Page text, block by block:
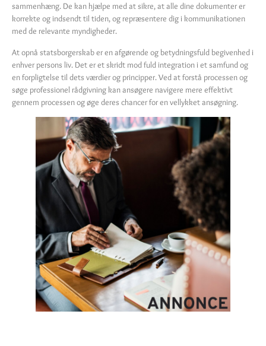
sammenhæng. De kan hjælpe med at sikre, at alle dine dokumenter er
korrekte og indsendt til tiden, og repræsentere dig i kommunikationen
med de relevante myndigheder.
At opnå statsborgerskab er en afgørende og betydningsfuld begivenhed i
enhver persons liv. Det er et skridt mod fuld integration i et samfund og
en forpligtelse til dets værdier og principper. Ved at forstå processen og
søge professionel rådgivning kan ansøgere navigere mere effektivt
gennem processen og øge deres chancer for en vellykket ansøgning.